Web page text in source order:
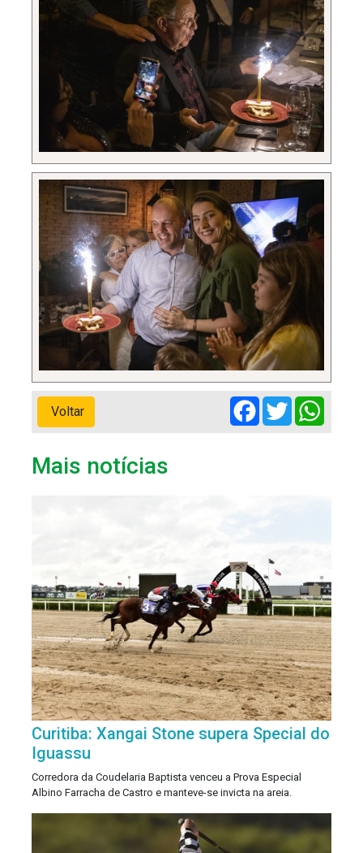
Voltar
Facebook
Twitter
Mais notícias
Curitiba: Xangai Stone supera Special do
Iguassu
Corredora da Coudelaria Baptista venceu a Prova Especial
Albino Farracha de Castro e manteve-se invicta na areia.